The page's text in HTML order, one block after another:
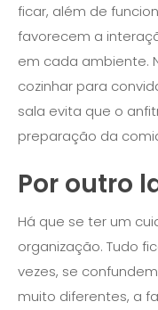
ficar, além de
favorecem a
em cada ambiente.
cozinhar para
sala evita que o
preparação da
Por outro
Há que se ter um
organização. Tudo
vezes, se
muito diferentes, a